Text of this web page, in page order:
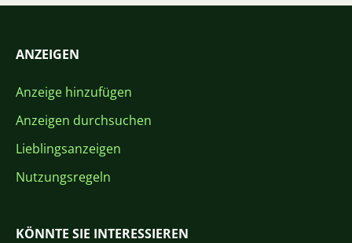
ANZEIGEN
Anzeige hinzufügen
Anzeigen durchsuchen
Lieblingsanzeigen
Nutzungsregeln
KÖNNTE SIE INTERESSIEREN